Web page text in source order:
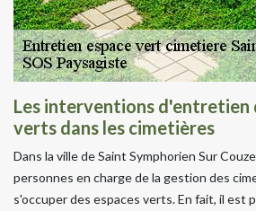
Les interventions d'entretien
verts dans les cimetières
Dans la ville de Saint Symphorien Sur
personnes en charge de la gestion des
s'occuper des espaces verts. En fait, il est